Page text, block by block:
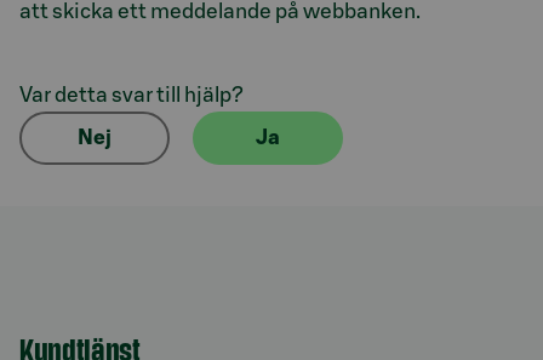
att skicka ett meddelande på webbanken.
Var detta svar till hjälp?
Nej Ja
Kundtjänst